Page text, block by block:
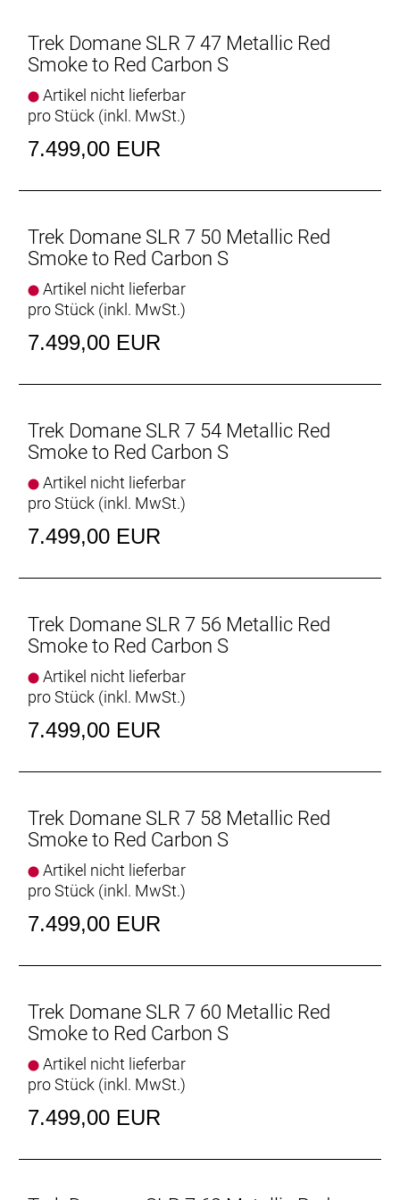
Ausgestattet ist es mit schnell rollenden 32 mm
breiten Reifen, aber dank der Reifenfreiheit bis 38-
mm-Reifen kannst du von glattem Asphalt bis
leichtem Schotter alles unter die Räder nehmen.
Interne Aufbewahrung
Aufnahmepunkten am Oberrohr hast du auf deinen
Verfügung.
Das Domane mit seiner verborgenen
Zug-/Leitungsführung und der verborgenen
Sattelstützenklemmung zeichnet durch eine noch
nie dagewesene Integration aus.
Rahmen: 800 Series OCLV Carbon, IsoSpeed,
integriertes Staufach, konisches Steuerrohr, interne
Zugführung, 3S-Kettenführung, Schutzblechösen,
Flat Mount-Scheibenbremsaufnahme, 142 x12 mm
Gangschaltung: Shimano Ultegra R8150 Di2, max.
Anzahl Gänge: 1
Schalthebel: Shimano Ultegra R8170 Di2, 12fach //
Hinterradbremse: Shimano CL800, Center Lock
Scheibenaufnahme, 160 mm
Max. Bremsscheibendu
Vorderradbremse: Shimano CL800, Center Lock
Max. Bremsscheibendu
Reifen: Bontrager Kwaremont RSL TLR, Tubeless-
320 TPI, 700 x 32 mm
Gabel: Domane SLR, Carbon, konischer
Carbongabelschaft, interne Bremszugführung,
Schutzblechösen, Flat Mount-
Scheibenbremsaufnahme Carbonausfallenden,
Trek Domane SLR 7 47 Metallic Red
Smoke to Red Carbon S
Artikel nicht lieferbar
pro Stück (inkl. MwSt.)
7.499,00 EUR
Trek Domane SLR 7 50 Metallic Red
Smoke to Red Carbon S
Artikel nicht lieferbar
pro Stück (inkl. MwSt.)
7.499,00 EUR
Trek Domane SLR 7 54 Metallic Red
Smoke to Red Carbon S
Artikel nicht lieferbar
pro Stück (inkl. MwSt.)
7.499,00 EUR
Trek Domane SLR 7 56 Metallic Red
Smoke to Red Carbon S
Artikel nicht lieferbar
pro Stück (inkl. MwSt.)
7.499,00 EUR
Trek Domane SLR 7 58 Metallic Red
Smoke to Red Carbon S
Artikel nicht lieferbar
pro Stück (inkl. MwSt.)
7.499,00 EUR
Trek Domane SLR 7 60 Metallic Red
Smoke to Red Carbon S
Artikel nicht lieferbar
pro Stück (inkl. MwSt.)
7.499,00 EUR